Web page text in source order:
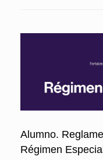
Alumno.
Régimen